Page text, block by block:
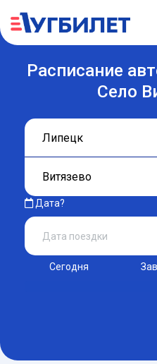
Расписание
Село
Дата?
Сегодня